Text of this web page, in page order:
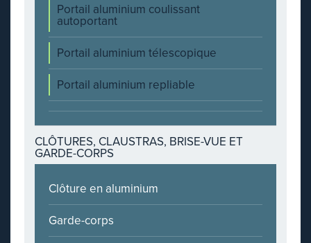
Portail aluminium coulissant
autoportant
Portail aluminium télescopique
Portail aluminium repliable
CLÔTURES, CLAUSTRAS, BRISE-VUE ET
GARDE-CORPS
Clôture en aluminium
Garde-corps